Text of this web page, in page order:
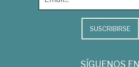
SUSCRIBIRSE
SÍGUENOS EN